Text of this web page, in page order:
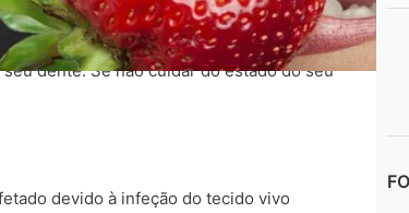
cariado e inflamado por
dente. Se não cuidar do estado do seu
devido à infeção do tecido vivo